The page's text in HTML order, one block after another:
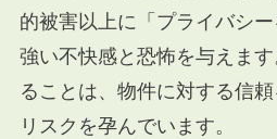
的被害以上に「プライバシ
強い不快感と恐怖を与えま
ることは、物件に対する信
リスクを孕んでいます。